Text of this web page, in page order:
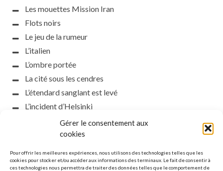
Gérer le consentement aux
cookies
Pour offrir les meilleures expériences, nous utilisons des technologies telles que les
cookies pour stocker et/ou accéder aux informations des terminaux. Le fait de consentir à
ces technologies nous permettra de traiter des données telles que le comportement de
Les mouettes Mission Iran
Flots noirs
Le jeu de la rumeur
L’italien
L’ombre portée
La cité sous les cendres
L’étendard sanglant est levé
L’incident d’Helsinki
la petite fasciste
Toutes les nuances de la nuit
Que s’obscurcissent le soleil et la lumière